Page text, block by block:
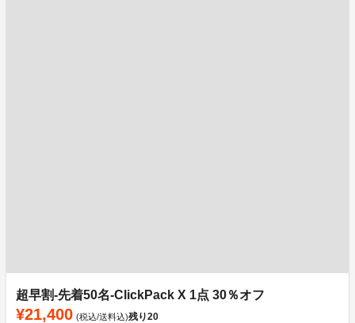
超早割-先着50名-ClickPack X 1点 30％オフ
¥21,400 (税込/送料込)残り20